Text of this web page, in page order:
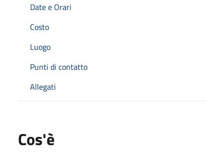
Date e Orari
Costo
Luogo
Punti di contatto
Allegati
Cos'è